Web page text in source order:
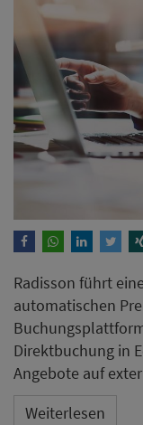
Radisson führt
automatischen
Direktbuchung in
Angebote auf
Weiterlesen